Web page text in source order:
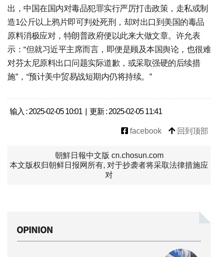
出，中国在国内对毒品犯罪实行严厉打击政策，走私或制
造1公斤以上鸦片即可判处死刑，却对出口到美国的毒品
原料消极应对，特朗普政府便以此来大做文章。许允表
示：“但就习近平主席而言，即便是顾及本国舆论，也很难
对芬太尼原料出口问题实际道歉，或采取强硬的后续措
施”，“预计美中贸易战短期内仍将持续。”
输入 : 2025-02-05 10:01 | 更新 : 2025-02-05 11:41
facebook 回到顶部
朝鮮日報中文版 cn.chosun.com
本文版权归朝鲜日报网所有, 对于抄袭者将采取法律措施应
对